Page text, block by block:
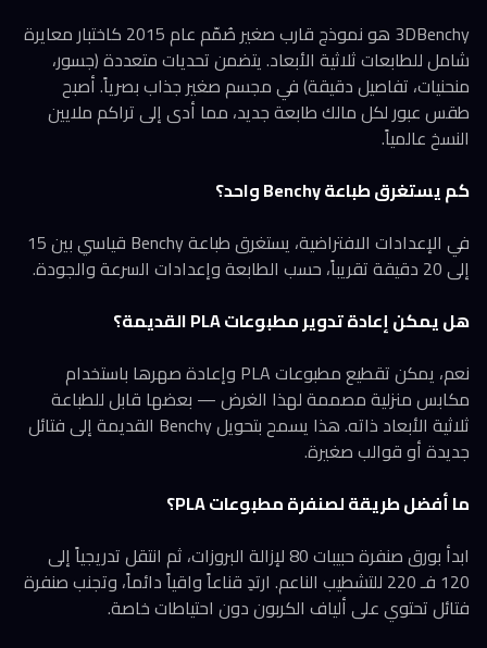
3DBenchy هو نموذج قارب صغير صُمّم عام 2015 كاختبار معايرة
شامل للطابعات ثلاثية الأبعاد. يتضمن تحديات متعددة (جسور،
منحنيات، تفاصيل دقيقة) في مجسم صغير جذاب بصرياً. أصبح
طقس عبور لكل مالك طابعة جديد، مما أدى إلى تراكم ملايين
النسخ عالمياً.
كم يستغرق طباعة Benchy واحد؟
في الإعدادات الافتراضية، يستغرق طباعة Benchy قياسي بين 15
إلى 20 دقيقة تقريباً، حسب الطابعة وإعدادات السرعة والجودة.
هل يمكن إعادة تدوير مطبوعات PLA القديمة؟
نعم، يمكن تقطيع مطبوعات PLA وإعادة صهرها باستخدام
مكابس منزلية مصممة لهذا الغرض — بعضها قابل للطباعة
ثلاثية الأبعاد ذاته. هذا يسمح بتحويل Benchy القديمة إلى فتائل
جديدة أو قوالب صغيرة.
ما أفضل طريقة لصنفرة مطبوعات PLA؟
ابدأ بورق صنفرة حبيبات 80 لإزالة البروزات، ثم انتقل تدريجياً إلى
120 فـ 220 للتشطيب الناعم. ارتدِ قناعاً واقياً دائماً، وتجنب صنفرة
فتائل تحتوي على ألياف الكربون دون احتياطات خاصة.